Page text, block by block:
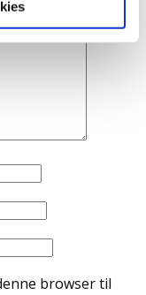
browser til